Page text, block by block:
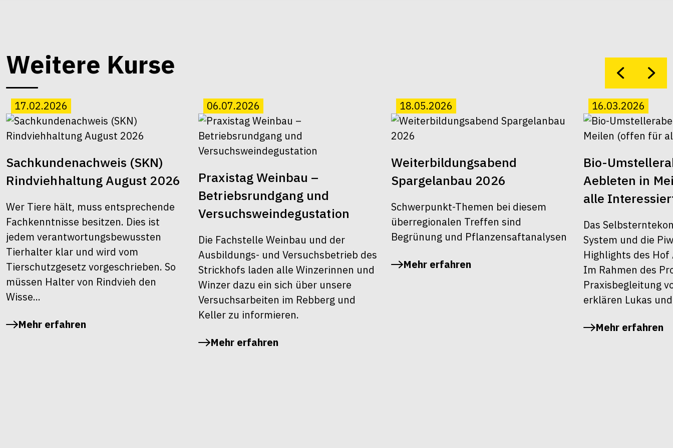
Weitere Kurse
17.02.2026
Sachkundenachweis (SKN)
Rindviehhaltung August 2026
Wer Tiere hält, muss entsprechende
Fachkenntnisse besitzen. Dies ist
jedem verantwortungsbewussten
Tierhalter klar und wird vom
Tierschutzgesetz vorgeschrieben. So
müssen Halter von Rindvieh den
Wisse...
Mehr erfahren
06.07.2026
Praxistag Weinbau –
Betriebsrundgang und
Versuchsweindegustation
Die Fachstelle Weinbau und der
Ausbildungs- und Versuchsbetrieb des
Strickhofs laden alle Winzerinnen und
Winzer dazu ein sich über unsere
Versuchsarbeiten im Rebberg und
Keller zu informieren.
Mehr erfahren
18.05.2026
Weiterbildungsabend
Spargelanbau 2026
Schwerpunkt-Themen bei diesem
überregionalen Treffen sind
Begrünung und Pflanzensaftanalysen
Mehr erfahren
16.03.2026
Bio-
Aebleten in
alle
Das
System und die
Highlights des
Im Rahmen des
Praxisbegleitung
erklären Lukas
Mehr erfahren